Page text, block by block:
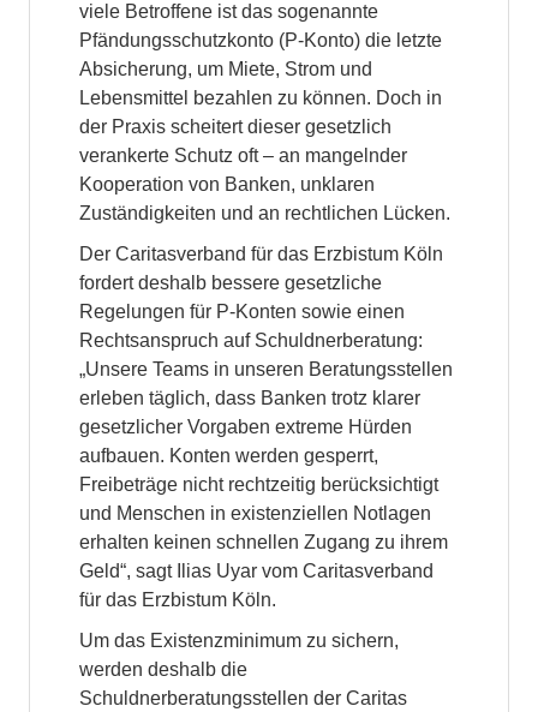
viele Betroffene ist das sogenannte
Pfändungsschutzkonto (P-Konto) die letzte
Absicherung, um Miete, Strom und
Lebensmittel bezahlen zu können. Doch in
der Praxis scheitert dieser gesetzlich
verankerte Schutz oft – an mangelnder
Kooperation von Banken, unklaren
Zuständigkeiten und an rechtlichen Lücken.
Der Caritasverband für das Erzbistum Köln
fordert deshalb bessere gesetzliche
Regelungen für P-Konten sowie einen
Rechtsanspruch auf Schuldnerberatung:
„Unsere Teams in unseren Beratungsstellen
erleben täglich, dass Banken trotz klarer
gesetzlicher Vorgaben extreme Hürden
aufbauen. Konten werden gesperrt,
Freibeträge nicht rechtzeitig berücksichtigt
und Menschen in existenziellen Notlagen
erhalten keinen schnellen Zugang zu ihrem
Geld“, sagt Ilias Uyar vom Caritasverband
für das Erzbistum Köln.
Um das Existenzminimum zu sichern,
werden deshalb die
Schuldnerberatungsstellen der Caritas